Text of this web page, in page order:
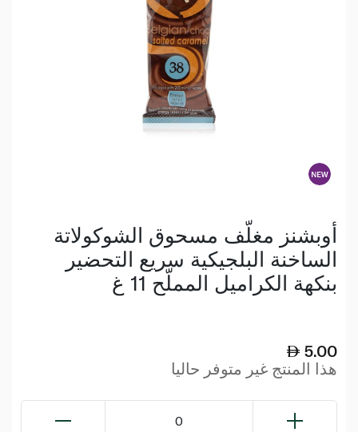
أوبشنز مغلّف مسحوق الشوكولاتة
الساخنة البلجيكية سريع التحضير
بنكهة الكراميل المملّح 11 غ
5.00
هذا المنتج غير متوفر حاليا
0